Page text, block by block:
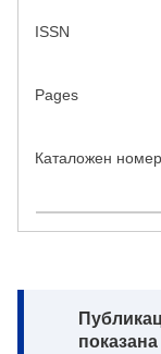
ISSN
Pages
Каталожен номер
Note: